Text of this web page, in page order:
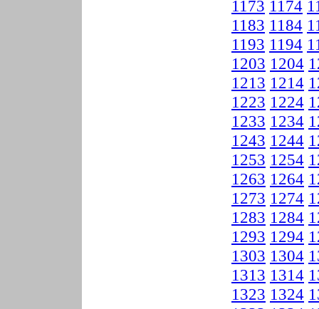
1173 1174
1183 1184
1193 1194
1203 1204
1213 1214
1223 1224
1233 1234
1243 1244
1253 1254
1263 1264
1273 1274
1283 1284
1293 1294
1303 1304
1313 1314
1323 1324